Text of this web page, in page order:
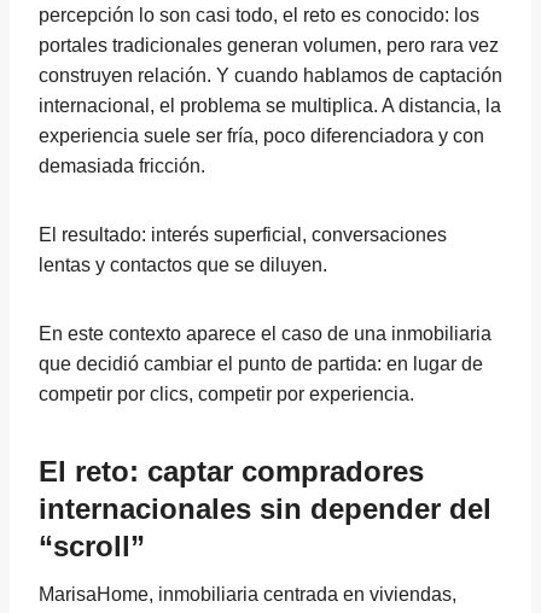
percepción lo son casi todo, el reto es conocido: los
portales tradicionales generan volumen, pero rara vez
construyen relación. Y cuando hablamos de captación
internacional, el problema se multiplica. A distancia, la
experiencia suele ser fría, poco diferenciadora y con
demasiada fricción.
El resultado: interés superficial, conversaciones
lentas y contactos que se diluyen.
En este contexto aparece el caso de una inmobiliaria
que decidió cambiar el punto de partida: en lugar de
competir por clics, competir por experiencia.
El reto: captar compradores
internacionales sin depender del
“scroll”
MarisaHome, inmobiliaria centrada en viviendas,